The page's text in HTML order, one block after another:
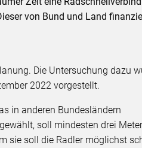
von Bund und Land
Die Untersuchung dazu
2022 vorgestellt.
in anderen Bundesländern
soll mindesten drei
sie soll die Radler möglichst